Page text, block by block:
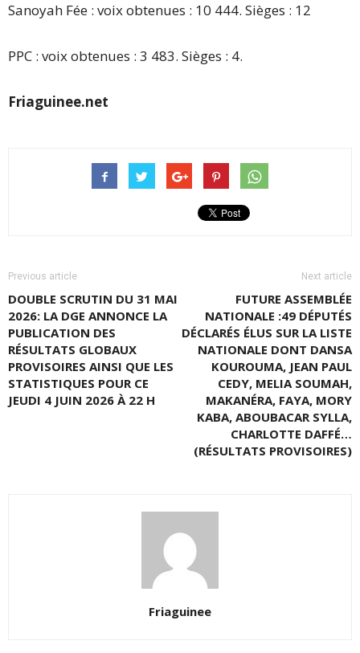
Sanoyah Fée : voix obtenues : 10 444. Sièges : 12
PPC : voix obtenues : 3 483. Sièges : 4.
Friaguinee.net
Previous article
DOUBLE SCRUTIN DU 31 MAI
2026: LA DGE ANNONCE LA
PUBLICATION DES
RÉSULTATS GLOBAUX
PROVISOIRES AINSI QUE LES
STATISTIQUES POUR CE
JEUDI 4 JUIN 2026 À 22 H
Next article
FUTURE ASSEMBLÉE
NATIONALE :49 DÉPUTÉS
DÉCLARÉS ÉLUS SUR LA LISTE
NATIONALE DONT DANSA
KOUROUMA, JEAN PAUL
CEDY, MELIA SOUMAH,
MAKANÉRA, FAYA, MORY
KABA, ABOUBACAR SYLLA,
CHARLOTTE DAFFÉ…
(RÉSULTATS PROVISOIRES)
Friaguinee